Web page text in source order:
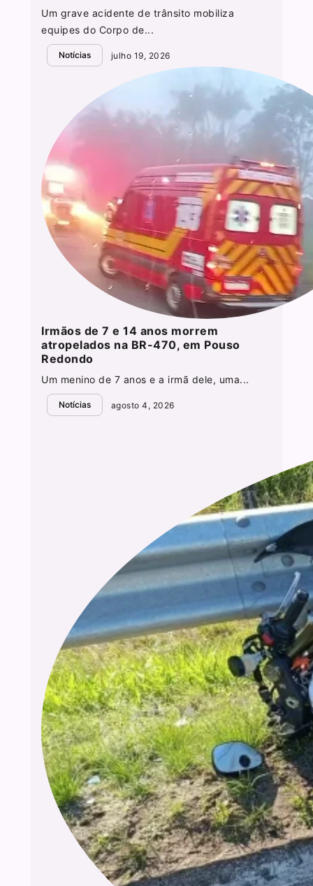
Um grave acidente de trânsito mobiliza
equipes do Corpo de...
Notícias julho 19, 2026
Irmãos de 7 e 14 anos morrem
atropelados na BR-470, em Pouso
Redondo
Um menino de 7 anos e a irmã dele, uma...
Notícias agosto 4, 2026